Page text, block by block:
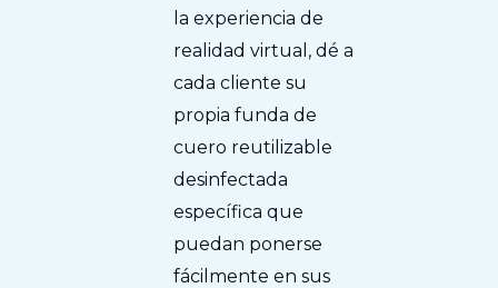
la experiencia de
realidad virtual, dé a
cada cliente su
propia funda de
cuero reutilizable
desinfectada
específica que
puedan ponerse
fácilmente en sus